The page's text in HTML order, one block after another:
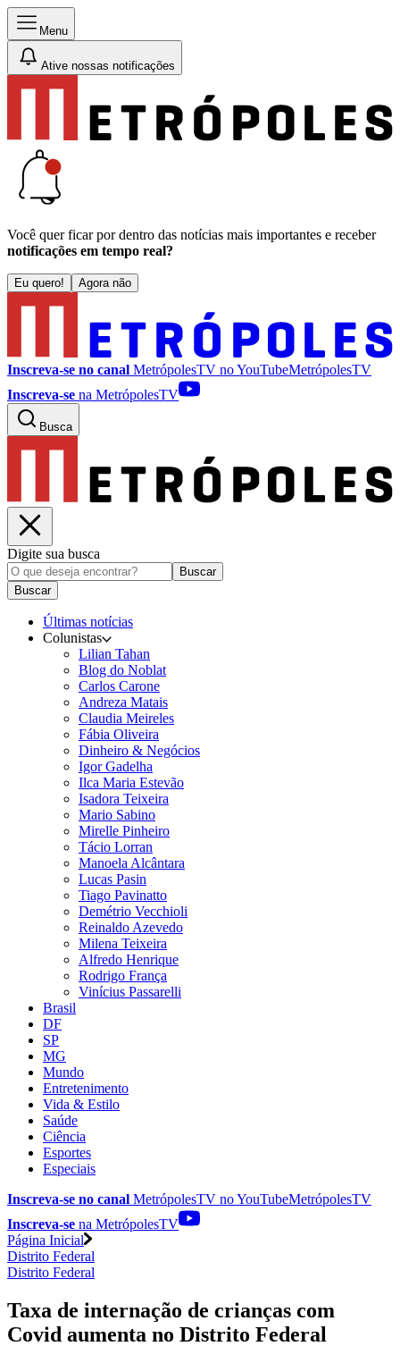
Menu
Ative nossas notificações
Você quer ficar por dentro das notícias mais importantes e receber
notificações em tempo real?
Eu quero! Agora não
Inscreva-se no canal MetrópolesTV noYouTubeMetrópolesTV
Inscreva-se na MetrópolesTV
Busca
Digite sua busca
Buscar
Buscar
Últimas notícias
Colunistas
Lilian Tahan
Blog do Noblat
Carlos Carone
Andreza Matais
Claudia Meireles
Fábia Oliveira
Dinheiro & Negócios
Igor Gadelha
Ilca Maria Estevão
Isadora Teixeira
Mario Sabino
Mirelle Pinheiro
Tácio Lorran
Manoela Alcântara
Lucas Pasin
Tiago Pavinatto
Demétrio Vecchioli
Reinaldo Azevedo
Milena Teixeira
Alfredo Henrique
Rodrigo França
Vinícius Passarelli
Brasil
DF
SP
MG
Mundo
Entretenimento
Vida & Estilo
Saúde
Ciência
Esportes
Especiais
Inscreva-se no canal MetrópolesTV noYouTubeMetrópolesTV
Inscreva-se na MetrópolesTV
Página Inicial
Distrito Federal
Distrito Federal
Taxa de internação de crianças com
Covid aumenta no Distrito Federal